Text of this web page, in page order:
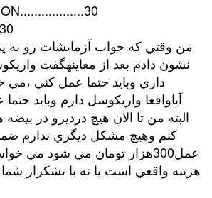
من وقتي كه جواب آزمايشات رو به
داري وبايد حتما عمل كني ،مي
آياواقعا واريكوسل دارم وبايد
البته من تا الان هيچ درديرو در
كنم وهيچ مشكل ديگري ندارم
عمل300هزار تومان مي شود مي
هزينه واقعي است يا نه با تشكراز